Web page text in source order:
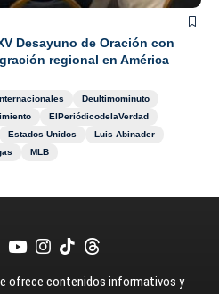
Desayuno de Oración con
regional en América
Deultimominuto
ElPeriódicodelaVerdad
Estados Unidos
Luis Abinader
MLB
ofrece contenidos informativos y